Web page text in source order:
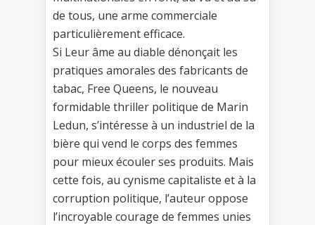
de tous, une arme commerciale
particulièrement efficace.
Si Leur âme au diable dénonçait les
pratiques amorales des fabricants de
tabac, Free Queens, le nouveau
formidable thriller politique de Marin
Ledun, s’intéresse à un industriel de la
bière qui vend le corps des femmes
pour mieux écouler ses produits. Mais
cette fois, au cynisme capitaliste et à la
corruption politique, l’auteur oppose
l’incroyable courage de femmes unies